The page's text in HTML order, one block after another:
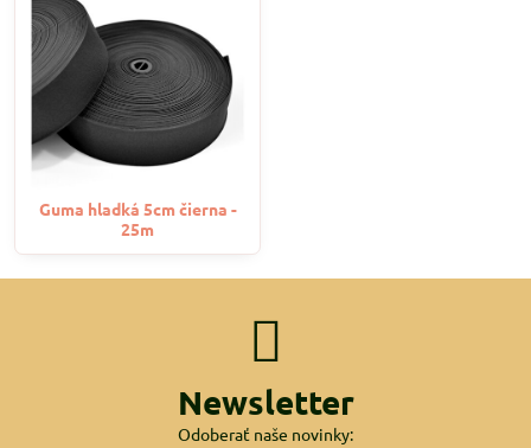
Guma hladká 5cm čierna -
25m
Newsletter
Odoberať naše novinky: